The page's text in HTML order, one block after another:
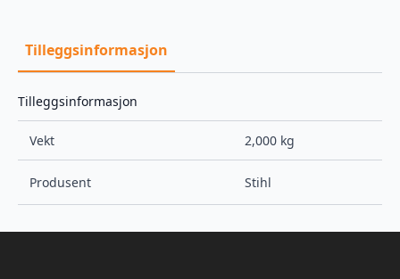
Tilleggsinformasjon
Tilleggsinformasjon
Vekt 2,000 kg
Produsent Stihl